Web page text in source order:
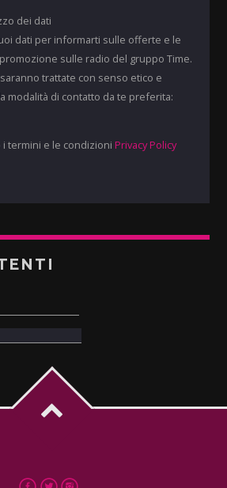
dei dati
dati per informarti sulle offerte e le
sulle radio del gruppo Time.
trattate con senso etico e
modalità di contatto da te preferita:
i termini e le condizioni Privacy Policy